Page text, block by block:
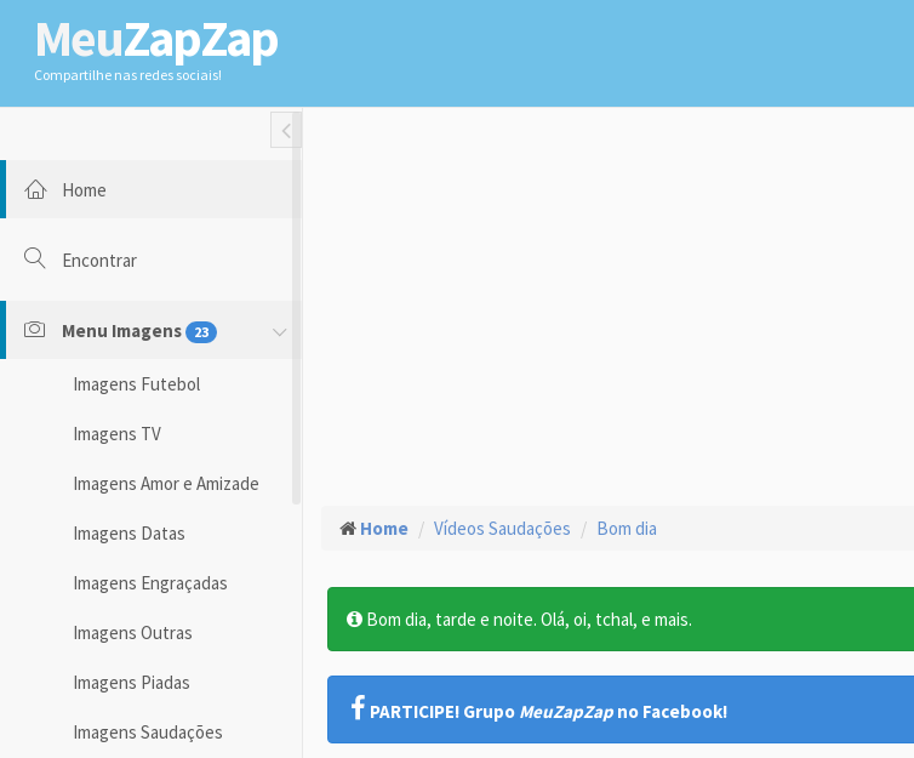
MeuZapZap
Compartilhe nas redes sociais!
Toggle Fullwidth
Home
Encontrar
Menu Imagens 23
Imagens Futebol
Imagens TV
Imagens Amor e Amizade
Imagens Datas
Imagens Engraçadas
Imagens Outras
Imagens Piadas
Imagens Saudações
Home Vídeos Saudações Bom dia
Bom dia, tarde e noite. Olá, oi, tchal, e mais.
PARTICIPE! Grupo MeuZapZap no Facebook!